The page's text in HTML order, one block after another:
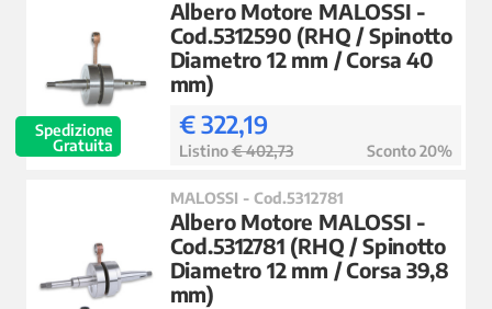
Spedizione
Gratuita
Albero Motore MALOSSI -
Cod.5312590 (RHQ / Spinotto
Diametro 12 mm / Corsa 40
mm)
€ 322,19
Listino€ 402,73 Sconto 20%
MALOSSI - Cod.5312781
Albero Motore MALOSSI -
Cod.5312781 (RHQ / Spinotto
Diametro 12 mm / Corsa 39,8
mm)